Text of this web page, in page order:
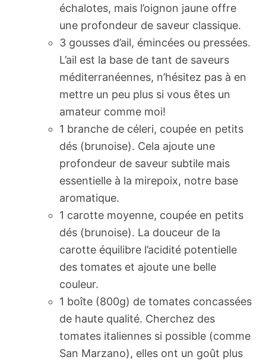
échalotes, mais l’oignon jaune offre
une profondeur de saveur classique.
3 gousses d’ail, émincées ou pressées.
L’ail est la base de tant de saveurs
méditerranéennes, n’hésitez pas à en
mettre un peu plus si vous êtes un
amateur comme moi!
1 branche de céleri, coupée en petits
dés (brunoise). Cela ajoute une
profondeur de saveur subtile mais
essentielle à la mirepoix, notre base
aromatique.
1 carotte moyenne, coupée en petits
dés (brunoise). La douceur de la
carotte équilibre l’acidité potentielle
des tomates et ajoute une belle
couleur.
1 boîte (800g) de tomates concassées
de haute qualité. Cherchez des
tomates italiennes si possible (comme
San Marzano), elles ont un goût plus